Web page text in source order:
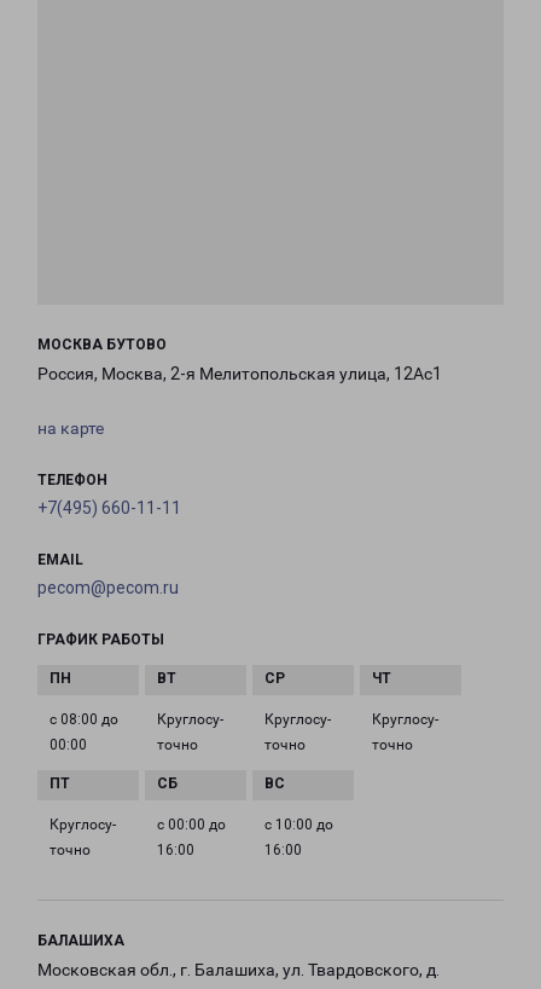
МОСКВА БУТОВО
Россия, Москва, 2-я Мелитопольская улица, 12Ас1
на карте
ТЕЛЕФОН
+7(495) 660-11-11
EMAIL
pecom@pecom.ru
ГРАФИК РАБОТЫ
с 08:00 до
00:00
Круглосу­
точно
Круглосу­
точно
Круглосу­
точно
Круглосу­
точно
с 00:00 до
16:00
с 10:00 до
16:00
БАЛАШИХА
Московская обл., г. Балашиха, ул. Твардовского, д.